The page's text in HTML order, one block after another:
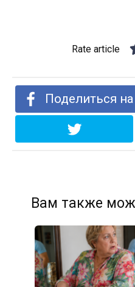
Rate article
Поделиться
Вам также